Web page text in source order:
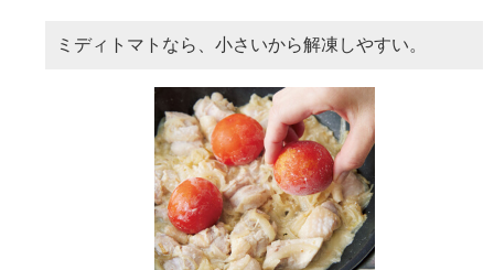
ミディトマトなら、小さいから解凍しやすい。